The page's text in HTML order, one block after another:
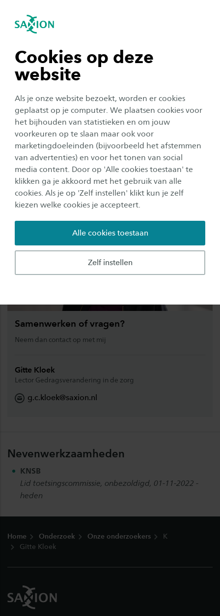
Cookies op deze
website
Als je onze website bezoekt, worden er cookies
geplaatst op je computer. We plaatsen cookies voor
het bijhouden van statistieken en om jouw
voorkeuren op te slaan maar ook voor
marketingdoeleinden (bijvoorbeeld het afstemmen
van advertenties) en voor het tonen van social
media content. Door op 'Alle cookies toestaan' te
klikken ga je akkoord met het gebruik van alle
cookies. Als je op 'Zelf instellen' klikt kun je zelf
kiezen welke cookies je accepteert.
Zelf instellen
Alle cookies toestaan
Navigatie openen
tonen
tonen
tonen
tonen
sluiten
Gitte Kloek
Gitte Kloek
Gitte Kloek is lector Gedragsverandering in de
zorg bij het lectoraat Smart Health.
Lees meer over het lectoraatSmart Health
Samenwerken of vragen?
Neem dan contact op met mij
Gitte Kloek
Lector Gedragsverandering in de zorg
g.c.kloek@saxion.nl
Nevenwerkzaamheden
KNSB
Lid toetsingscommissie, onbezoldigd, 01-11-2022 -
heden
Home Onderzoek Onze onderzoekers
K
Gitte Kloek